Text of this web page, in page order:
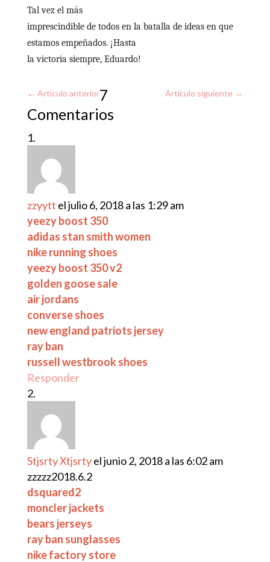
Tal vez el más
imprescindible de todos en la batalla de ideas en que
estamos empeñados. ¡Hasta
la victoria siempre, Eduardo!
← Artículo anterior Artículo siguiente →
7
Comentarios
zzyytt el julio 6, 2018 a las 1:29 am
yeezy boost 350
adidas stan smith women
nike running shoes
yeezy boost 350 v2
golden goose sale
air jordans
converse shoes
new england patriots jersey
ray ban
russell westbrook shoes
Responder
Stjsrty Xtjsrtyel junio 2, 2018 a las 6:02 am
zzzzz2018.6.2
dsquared2
moncler jackets
bears jerseys
ray ban sunglasses
nike factory store